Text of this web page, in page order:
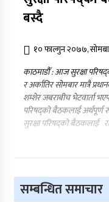
बस्‍दै
१० फाल्गुन २०७७,
काठमाडौँ : आज सुरक्षा
र अर्कातिर सोमबार मात्रै
शम्शेर जबराबीच भेटवार्ता
परिषद्को बैठकलाई अर्थपूर्ण
सुरक्षा परिषद्को बैठकलाई
सम्बन्धित समाचार